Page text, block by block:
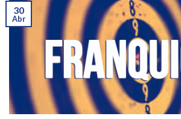
30
Abr